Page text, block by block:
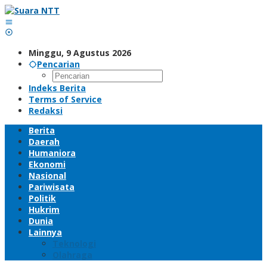
Lewati
ke
konten
Minggu, 9 Agustus 2026
Pencarian
Indeks Berita
Terms of Service
Redaksi
Berita
Daerah
Humaniora
Ekonomi
Nasional
Pariwisata
Politik
Hukrim
Dunia
Lainnya
Teknologi
Olahraga